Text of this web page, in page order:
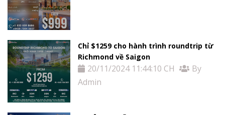
Chỉ $1259 cho hành trình roundtrip từ
Richmond về Saigon
20/11/2024 11:44:10 CH
By
Admin